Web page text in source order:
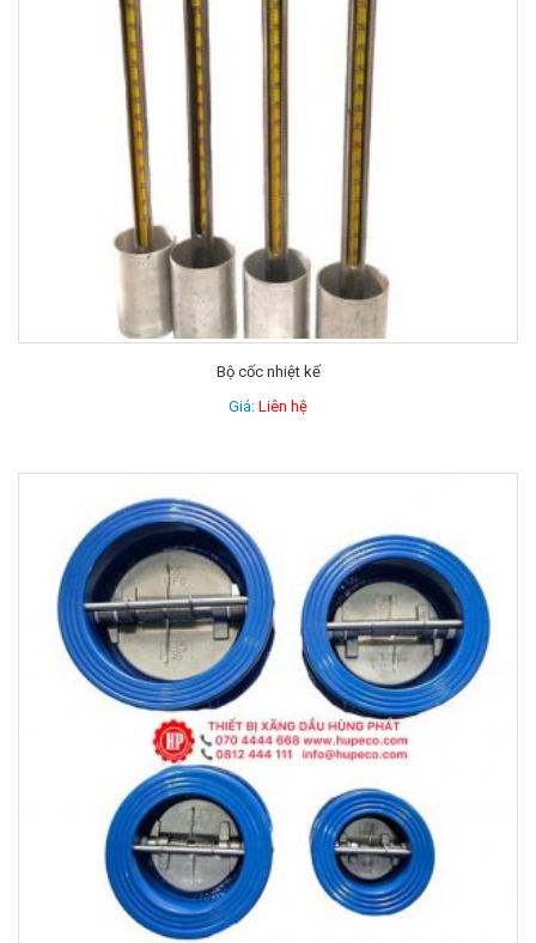
Bộ cốc nhiệt kế
Giá: Liên hệ